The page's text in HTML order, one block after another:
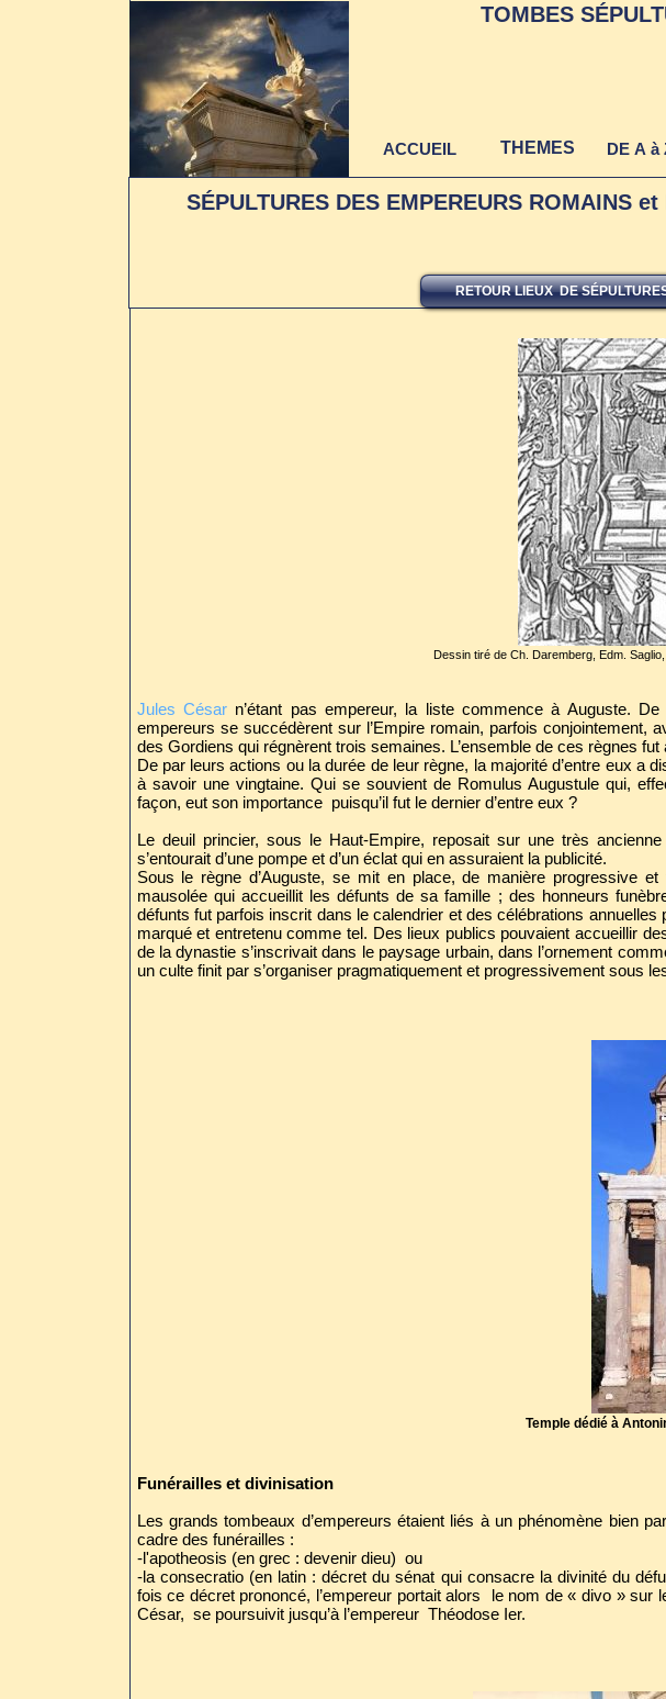
RETOUR LIEUX DE
SÉPULTURES DES EMPEREURS ROMAINS
Dessin tiré de Ch. Daremberg, Edm.
Jules Césarn’étant pas empereur, la liste commence à Auguste.
empereurs se succédèrent sur l’Empire romain, parfois
des Gordiens qui régnèrent trois semaines. L’ensemble de ces règnes
De par leurs actions ou la durée de leur règne, la majorité d’entre eux a
à savoir une vingtaine. Qui se souvient de Romulus Augustule qui,
façon, eut son importance puisqu’il fut le dernier d’entre eux ?
Le deuil princier, sous le Haut-Empire, reposait sur une très
s’entourait d’une pompe et d’un éclat qui en assuraient la publicité.
Sous le règne d’Auguste, se mit en place, de manière progressive
mausolée qui accueillit les défunts de sa famille ; des honneurs
défunts fut parfois inscrit dans le calendrier et des célébrations
marqué et entretenu comme tel. Des lieux publics pouvaient accueillir
de la dynastie s’inscrivait dans le paysage urbain, dans l’ornement
un culte finit par s’organiser pragmatiquement et progressivement sous
Temple dédié à
Funérailles et divinisation
Les grands tombeaux d’empereurs étaient liés à un phénomène bien
cadre des funérailles :
-l'apotheosis (en grec : devenir dieu) ou
-la consecratio (en latin : décret du sénat qui consacre la divinité du
fois ce décret prononcé, l’empereur portait alors le nom de « divo »
César, se poursuivit jusqu’à l’empereur Théodose Ier.
TOMBES
ACCUEIL THEMES DE A à